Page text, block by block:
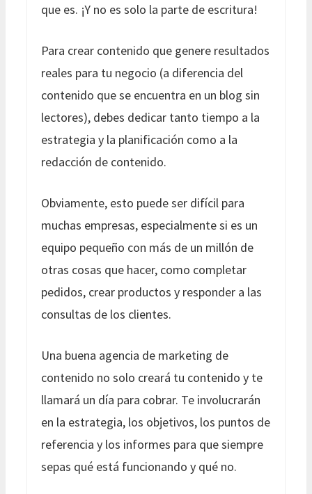
que es. ¡Y no es solo la parte de escritura!
Para crear contenido que genere resultados
reales para tu negocio (a diferencia del
contenido que se encuentra en un blog sin
lectores), debes dedicar tanto tiempo a la
estrategia y la planificación como a la
redacción de contenido.
Obviamente, esto puede ser difícil para
muchas empresas, especialmente si es un
equipo pequeño con más de un millón de
otras cosas que hacer, como completar
pedidos, crear productos y responder a las
consultas de los clientes.
Una buena agencia de marketing de
contenido no solo creará tu contenido y te
llamará un día para cobrar. Te involucrarán
en la estrategia, los objetivos, los puntos de
referencia y los informes para que siempre
sepas qué está funcionando y qué no.